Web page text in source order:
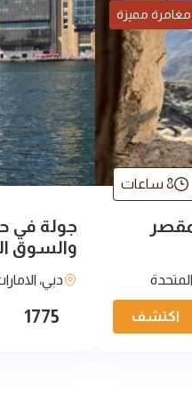
مغامرة مميزة
8 ساعات
اكتشف
جولة في
والسوق
دبي،
1775